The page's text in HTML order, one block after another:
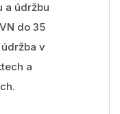
a údržbu
do 35
v
a